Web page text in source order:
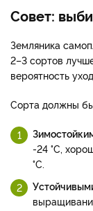
Совет:
Земляника
2–3 сортов
вероятность
Сорта должны
-24 °С,
°С.